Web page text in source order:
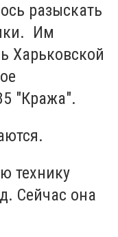
разыскать
Им
Харьковской
"Кража".
технику
Сейчас она